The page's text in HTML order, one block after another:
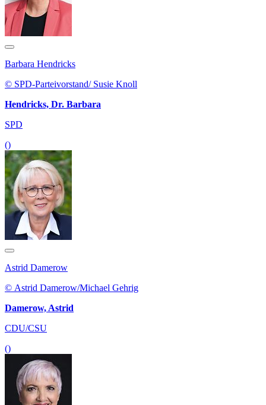
Barbara Hendricks
© SPD-Parteivorstand/ Susie Knoll
Hendricks, Dr. Barbara
SPD
()
Astrid Damerow
© Astrid Damerow/Michael Gehrig
Damerow, Astrid
CDU/CSU
()